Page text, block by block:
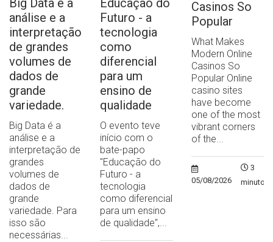
Big Data é a
análise e a
interpretação
de grandes
volumes de
dados de
grande
variedade.
Big Data é a
análise e a
interpretação de
grandes
volumes de
dados de
grande
variedade. Para
isso são
necessárias...
Educação do
Futuro - a
tecnologia
como
diferencial
para um
ensino de
qualidade
O evento teve
início com o
bate-papo
"Educação do
Futuro - a
tecnologia
como diferencial
para um ensino
de qualidade",...
Casinos So
Popular
What Makes
Modern Online
Casinos So
Popular Online
casino sites
have become
one of the most
vibrant corners
of the...
05/08/2026
3
minutos